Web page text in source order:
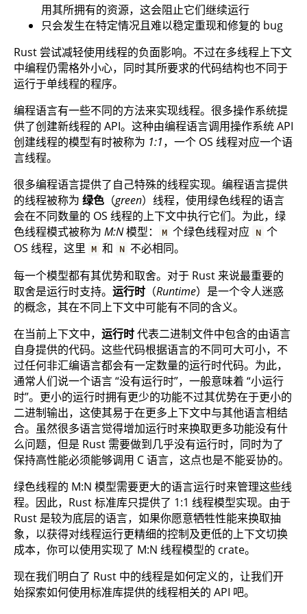
用其所拥有的资源，这会阻止它们继续运行
只会发生在特定情况且难以稳定重现和修复的 bug
Rust 尝试减轻使用线程的负面影响。不过在多线程上下文
中编程仍需格外小心，同时其所要求的代码结构也不同于
运行于单线程的程序。
编程语言有一些不同的方法来实现线程。很多操作系统提
供了创建新线程的 API。这种由编程语言调用操作系统 API
创建线程的模型有时被称为 1:1，一个 OS 线程对应一个语
言线程。
很多编程语言提供了自己特殊的线程实现。编程语言提供
的线程被称为 绿色 （green）线程，使用绿色线程的语言
会在不同数量的 OS 线程的上下文中执行它们。为此，绿
色线程模式被称为 M:N模型： M 个绿色线程对应 N 个
OS 线程，这里 M 和 N 不必相同。
每一个模型都有其优势和取舍。对于 Rust 来说最重要的
取舍是运行时支持。 运行时 （Runtime）是一个令人迷惑
的概念，其在不同上下文中可能有不同的含义。
在当前上下文中， 运行时代表二进制文件中包含的由语言
自身提供的代码。这些代码根据语言的不同可大可小，不
过任何非汇编语言都会有一定数量的运行时代码。为此，
通常人们说一个语言 “没有运行时”，一般意味着 “小运行
时”。更小的运行时拥有更少的功能不过其优势在于更小的
二进制输出，这使其易于在更多上下文中与其他语言相结
合。虽然很多语言觉得增加运行时来换取更多功能没有什
么问题，但是 Rust 需要做到几乎没有运行时，同时为了
保持高性能必须能够调用 C 语言，这点也是不能妥协的。
绿色线程的 M:N 模型需要更大的语言运行时来管理这些线
程。因此，Rust 标准库只提供了 1:1 线程模型实现。由于
Rust 是较为底层的语言，如果你愿意牺牲性能来换取抽
象，以获得对线程运行更精细的控制及更低的上下文切换
成本，你可以使用实现了 M:N 线程模型的 crate。
现在我们明白了 Rust 中的线程是如何定义的，让我们开
始探索如何使用标准库提供的线程相关的 API 吧。